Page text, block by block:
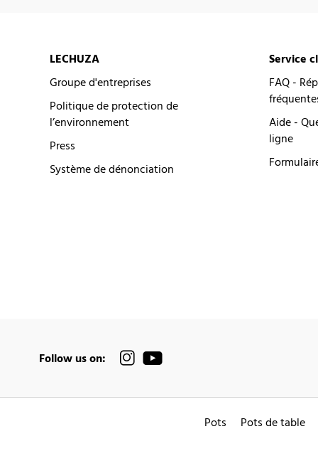
LECHUZA
Groupe d'entreprises
Politique de protection de
l’environnement
Press
Système de dénonciation
Service
FAQ -
Aide -
ligne
Follow us on:
Pots Pots de table